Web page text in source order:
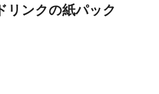
ドリンクの紙パック